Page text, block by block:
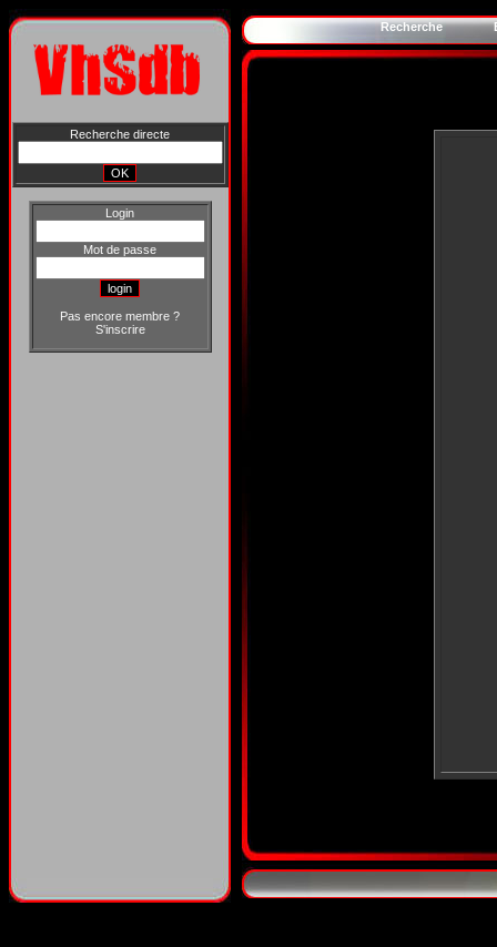
Recherche directe
Login
Mot de passe
Pas encore membre ?
S'inscrire
Recherche